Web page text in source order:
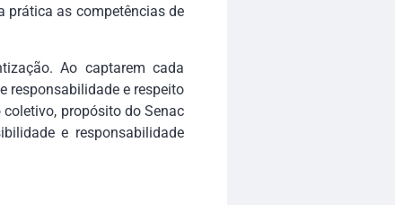
prática as competências de
Ao captarem cada
responsabilidade e respeito
propósito do Senac
e responsabilidade